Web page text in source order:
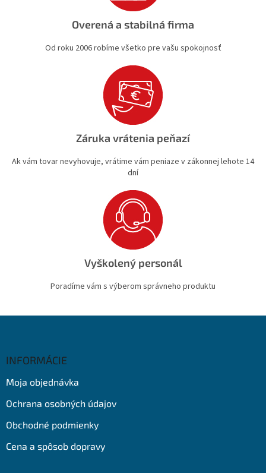
Overená a stabilná firma
Od roku 2006 robíme všetko pre vašu spokojnosť
Záruka vrátenia peňazí
Ak vám tovar nevyhovuje, vrátime vám peniaze v zákonnej lehote 14
dní
Vyškolený personál
Poradíme vám s výberom správneho produktu
INFORMÁCIE
Moja objednávka
Ochrana osobných údajov
Obchodné podmienky
Cena a spôsob dopravy